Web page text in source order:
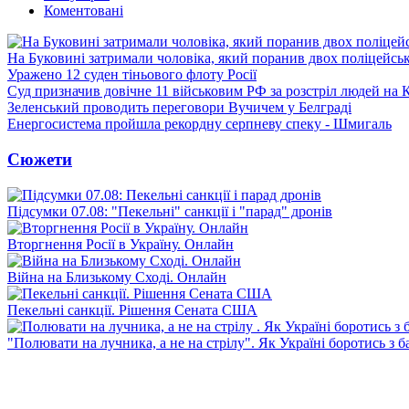
Коментовані
На Буковині затримали чоловіка, який поранив двох
Уражено 12 суден тіньового флоту Росії
Суд призначив довічне 11 військовим РФ за розстріл людей на
Зеленський проводить переговори Вучичем у Белграді
Енергосистема пройшла рекордну серпневу спеку - Шмигаль
Сюжети
Підсумки 07.08: "Пекельні" санкції і "парад" дронів
Вторгнення Росії в Україну. Онлайн
Війна на Близькому Сході. Онлайн
Пекельні санкції. Рішення Сената США
"Полювати на лучника, а не на стрілу". Як Україні боротись з